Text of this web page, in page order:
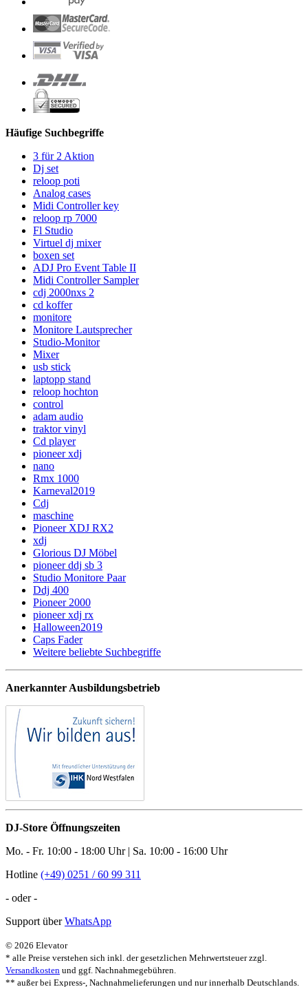
Häufige Suchbegriffe
3 für 2 Aktion
Dj set
reloop poti
Analog cases
Midi Controller key
reloop rp 7000
Fl Studio
Virtuel dj mixer
boxen set
ADJ Pro Event Table II
Midi Controller Sampler
cdj 2000nxs 2
cd koffer
monitore
Monitore Lautsprecher
Studio-Monitor
Mixer
usb stick
laptopp stand
reloop hochton
control
adam audio
traktor vinyl
Cd player
pioneer xdj
nano
Rmx 1000
Karneval2019
Cdj
maschine
Pioneer XDJ RX2
xdj
Glorious DJ Möbel
pioneer ddj sb 3
Studio Monitore Paar
Ddj 400
Pioneer 2000
pioneer xdj rx
Halloween2019
Caps Fader
Weitere beliebte Suchbegriffe
Anerkannter Ausbildungsbetrieb
DJ-Store Öffnungszeiten
Mo. - Fr. 10:00 - 18:00 Uhr | Sa. 10:00 - 16:00 Uhr
Hotline (+49) 0251 / 60 99 311
- oder -
Support überWhatsApp
© 2026 Elevator
* alle Preise verstehen sich inkl. der gesetzlichen Mehrwertsteuer zzgl.
Versandkosten und ggf. Nachnahmegebühren.
** außer bei Express-, Nachnahmelieferungen und nur innerhalb Deutschlands.